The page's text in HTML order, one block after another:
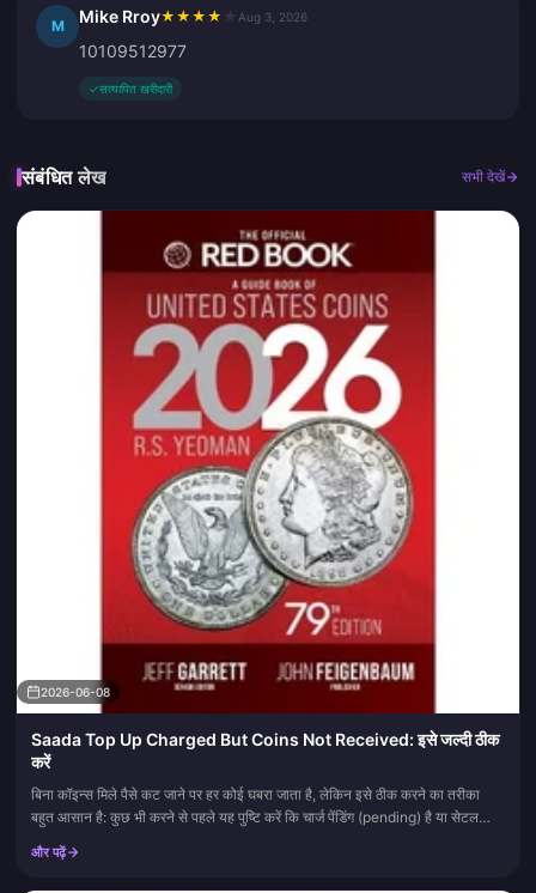
M Mike Rroy★ ★ ★ ★ Aug 3, 2026
10109512977
✓सत्यापित खरीदारी
संबंधित लेख सभी देखें
2026-06-08
Saada Top Up Charged But Coins Not Received: इसे जल्दी ठीक
करें
बिना कॉइन्स मिले पैसे कट जाने पर हर कोई घबरा जाता है, लेकिन इसे ठीक करने का तरीका
बहुत आसान है: कुछ भी करने से पहले यह पुष्टि करें कि चार्ज पेंडिंग (pending) है या सेटल
(settled) हो चुका है। Star S...
और पढ़ें